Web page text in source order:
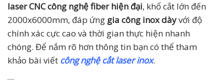
laser CNC công nghệ fiber hiện đại, khổ cắt lớn đến
2000x6000mm, đáp ứng gia công inox dàyvới độ
chính xác cực cao và thời gian thực hiện nhanh
chóng. Để nắm rõ hơn thông tin bạn có thể tham
khảo bài viết công nghệ cắt laser inox.